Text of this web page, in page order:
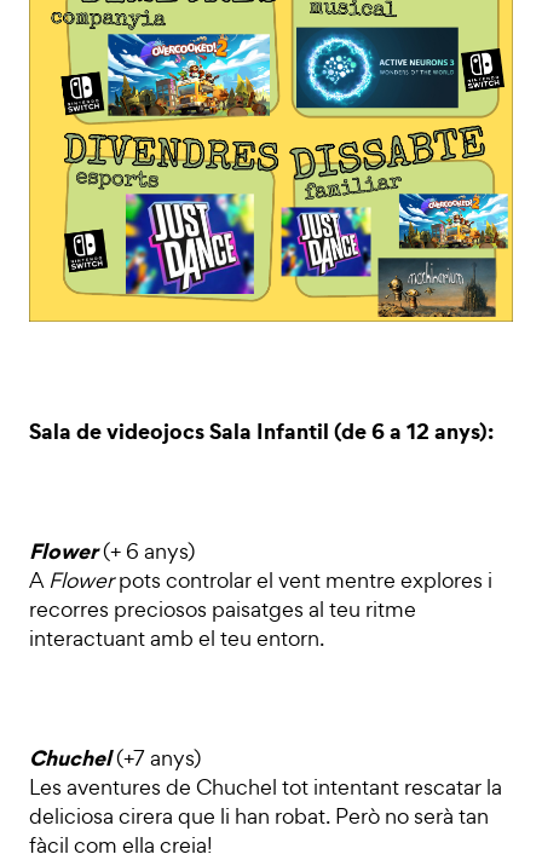
Sala de videojocs Sala Infantil (de 6 a 12 anys):
Flower(+ 6 anys)
AFlowerpots controlar el vent mentre explores i
recorres preciosos paisatges al teu ritme
interactuant amb el teu entorn.
Chuchel(+7 anys)
Les aventures de Chuchel tot intentant rescatar la
deliciosa cirera que li han robat. Però no serà tan
fàcil com ella creia!